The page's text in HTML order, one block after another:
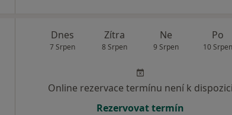
Dnes
7 Srpen
Zítra
8 Srpen
Ne
9 Srpen
Po
10 Srpen
Online rezervace termínu není k dispozici
Rezervovat termín